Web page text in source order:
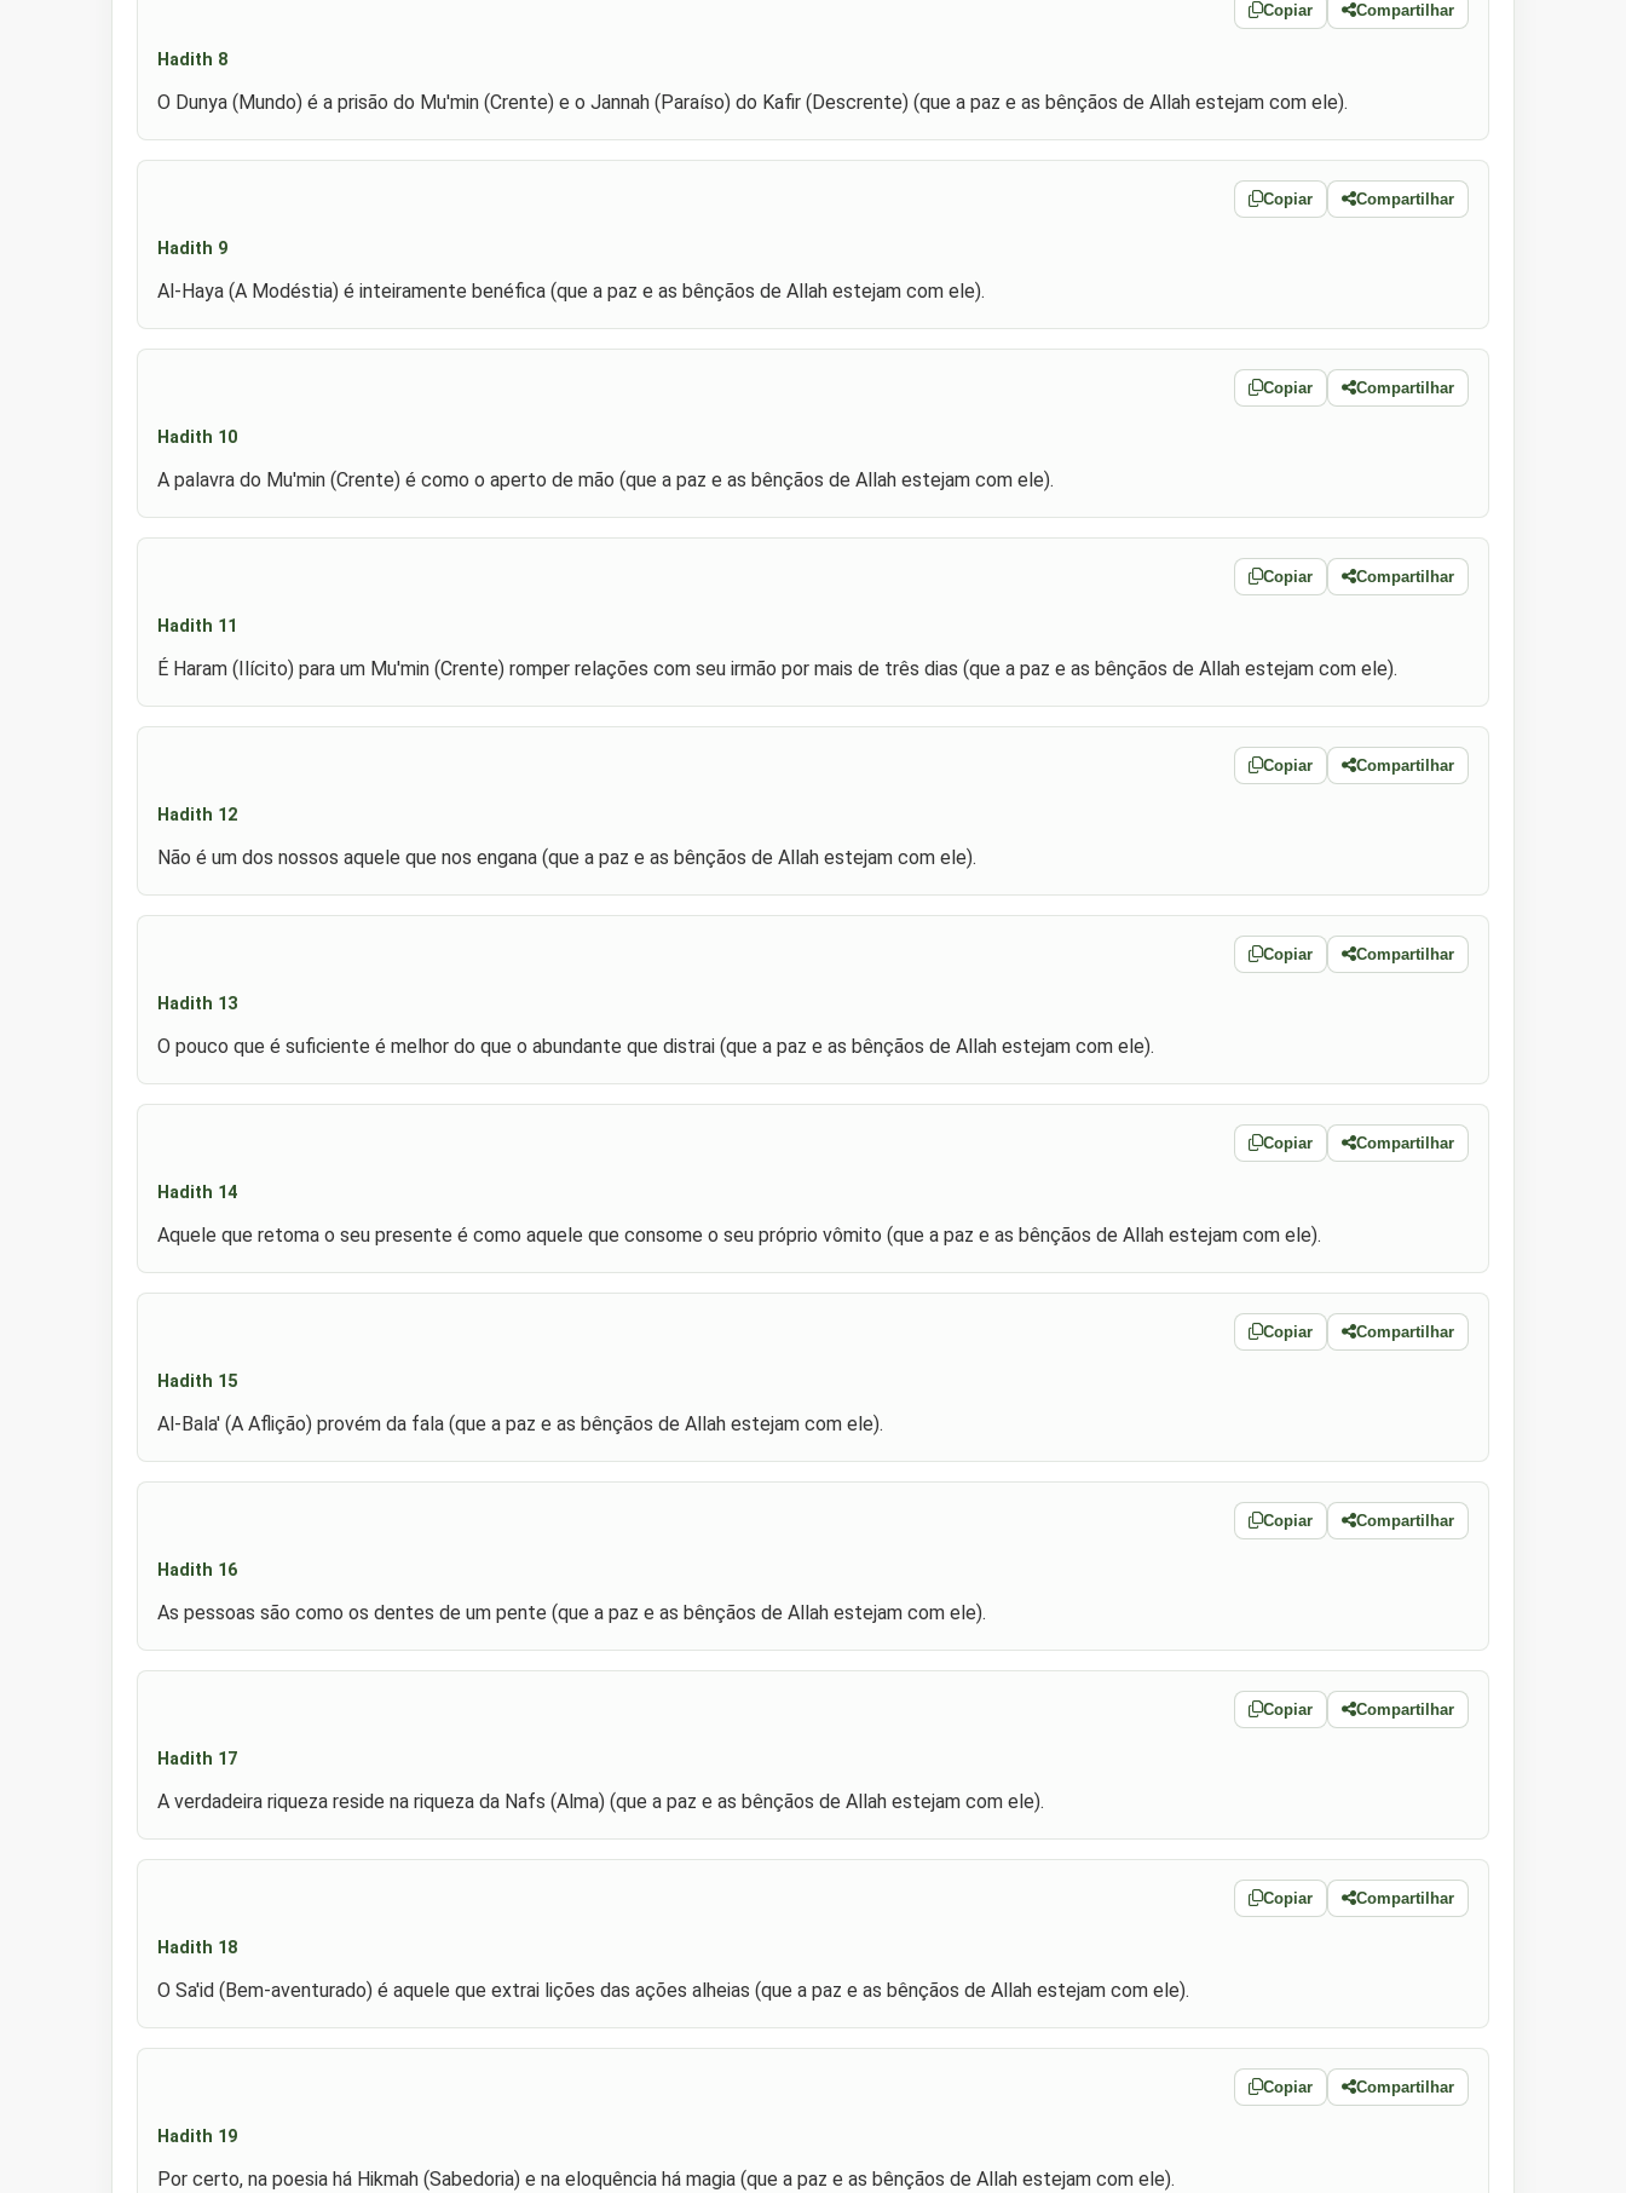
Copiar Compartilhar
Hadith 8
O Dunya (Mundo) é a prisão do Mu'min (Crente) e o Jannah (Paraíso) do Kafir (Descrente) (que a paz e as bênçãos de Allah estejam com ele).
Copiar Compartilhar
Hadith 9
Al-Haya (A Modéstia) é inteiramente benéfica (que a paz e as bênçãos de Allah estejam com ele).
Copiar Compartilhar
Hadith 10
A palavra do Mu'min (Crente) é como o aperto de mão (que a paz e as bênçãos de Allah estejam com ele).
Copiar Compartilhar
Hadith 11
É Haram (Ilícito) para um Mu'min (Crente) romper relações com seu irmão por mais de três dias (que a paz e as bênçãos de Allah estejam com ele).
Copiar Compartilhar
Hadith 12
Não é um dos nossos aquele que nos engana (que a paz e as bênçãos de Allah estejam com ele).
Copiar Compartilhar
Hadith 13
O pouco que é suficiente é melhor do que o abundante que distrai (que a paz e as bênçãos de Allah estejam com ele).
Copiar Compartilhar
Hadith 14
Aquele que retoma o seu presente é como aquele que consome o seu próprio vômito (que a paz e as bênçãos de Allah estejam com ele).
Copiar Compartilhar
Hadith 15
Al-Bala' (A Aflição) provém da fala (que a paz e as bênçãos de Allah estejam com ele).
Copiar Compartilhar
Hadith 16
As pessoas são como os dentes de um pente (que a paz e as bênçãos de Allah estejam com ele).
Copiar Compartilhar
Hadith 17
A verdadeira riqueza reside na riqueza da Nafs (Alma) (que a paz e as bênçãos de Allah estejam com ele).
Copiar Compartilhar
Hadith 18
O Sa'id (Bem-aventurado) é aquele que extrai lições das ações alheias (que a paz e as bênçãos de Allah estejam com ele).
Copiar Compartilhar
Hadith 19
Por certo, na poesia há Hikmah (Sabedoria) e na eloquência há magia (que a paz e as bênçãos de Allah estejam com ele).